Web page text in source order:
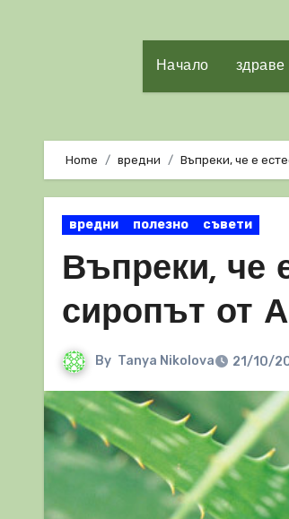
Начало здраве
Home вредни Въпреки, че е
вредни полезно съвети
Въпреки, че
сиропът от
By Tanya Nikolova 21/10/